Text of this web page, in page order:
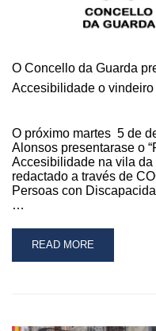
PANORÁMICO
DOUS
ANDARES
O Concello da Guarda
Accesibilidade o vindeiro
O próximo martes 5 de
Alonsos presentarase o
Accesibilidade na vila da
redactado a través de
Persoas con
…
READ
MORE
DA
READ MORE